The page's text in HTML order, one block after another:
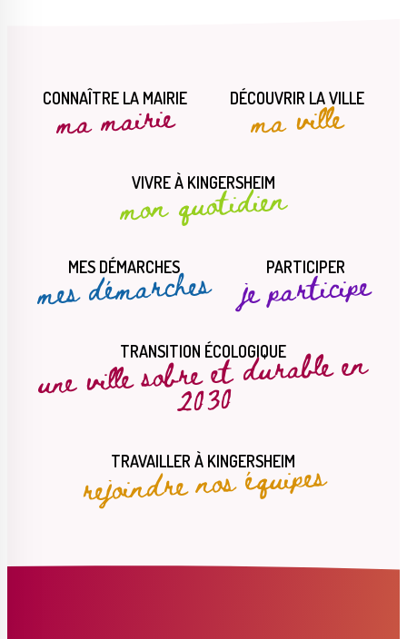
CONNAÎTRE LA MAIRIE
ma mairie DÉCOUVRIR LA VILLE
ma ville
VIVRE À KINGERSHEIM
mon quotidien
MES DÉMARCHES
mes démarches PARTICIPER
je participe
TRANSITION ÉCOLOGIQUE
une ville sobre et durable en
2030
TRAVAILLER À KINGERSHEIM
rejoindre nos équipes